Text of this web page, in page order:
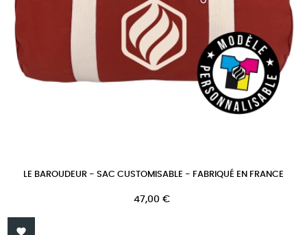
LE BAROUDEUR - SAC CUSTOMISABLE - FABRIQUÉ EN FRANCE
Prix
47,00 €
